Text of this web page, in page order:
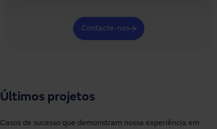
Contacte-nos
Últimos projetos
Casos de sucesso que demonstram nossa experiência em